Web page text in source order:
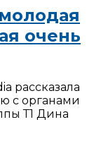
очень
рассказала
с органами
Т1 Дина